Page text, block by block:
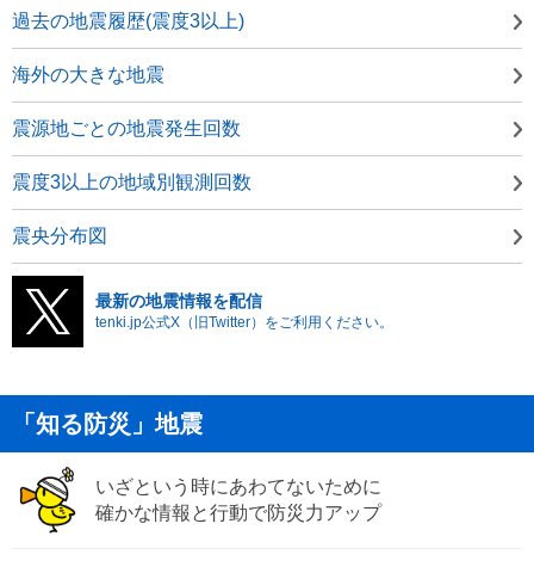
過去の地震履歴(震度3以上)
海外の大きな地震
震源地ごとの地震発生回数
震度3以上の地域別観測回数
震央分布図
最新の地震情報を配信
tenki.jp公式X（旧Twitter）をご利用ください。
「知る防災」地震
いざという時にあわてないために
確かな情報と行動で防災力アップ